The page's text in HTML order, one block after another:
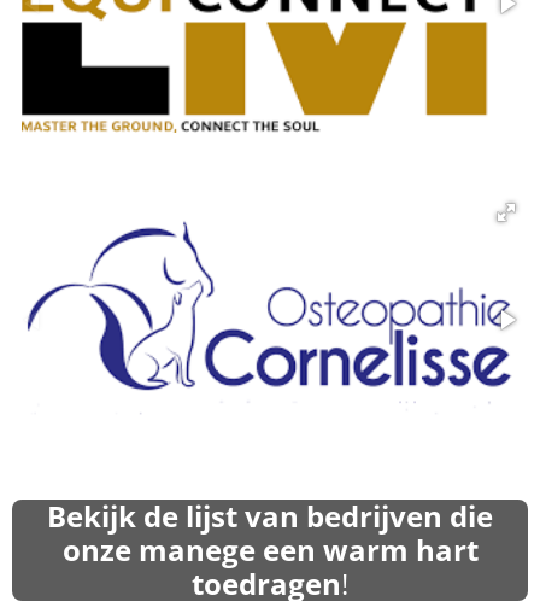
Bekijk de lijst van bedrijven die
onze manege een warm hart
toedragen!